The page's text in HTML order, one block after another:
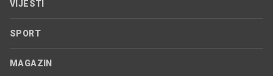
VIJESTI
SPORT
MAGAZIN